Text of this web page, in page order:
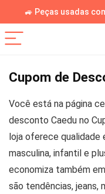
🚙 Peças usadas
Cupom de
Você está na página
desconto Caedu no
loja oferece qualidade
masculina, infantil e
economiza também
são tendências, jeans,